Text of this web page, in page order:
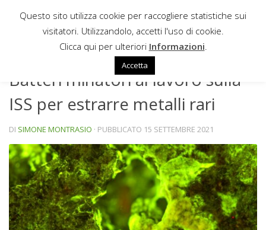
Sotto il contenuto
Batteri minatori al lavoro sulla
ISS per estrarre metalli rari
DI SIMONE MONTRASIO · PUBBLICATO 15 SETTEMBRE 2021
Questo sito utilizza cookie per raccogliere statistiche sui
visitatori. Utilizzandolo, accetti l'uso di cookie.
Clicca qui per ulteriori Informazioni
Accetta